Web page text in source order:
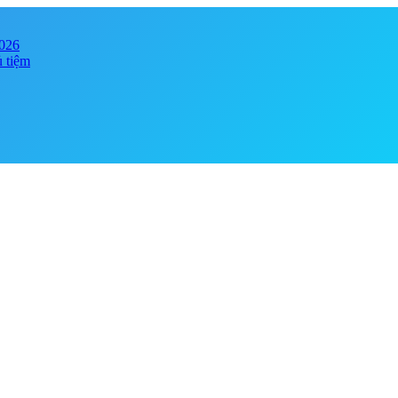
tiệm
đảm bảo chính hãng, giá tốt . Đa dạng phong phú chủng loại